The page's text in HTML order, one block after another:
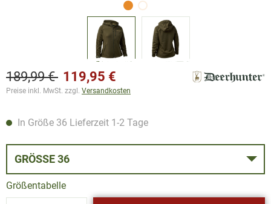
189,99 € 119,95 €
Preise inkl. MwSt. zzgl. Versandkosten
In Größe 36 Lieferzeit 1-2 Tage
GRÖSSE 36
Größentabelle